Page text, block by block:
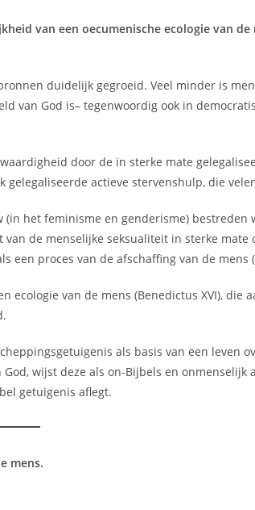
van een oecumenische ecologie van
duidelijk gegroeid. Veel minder is
van God is– tegenwoordig ook in
door de in sterke mate
actieve stervenshulp, die
het feminisme en genderisme)
de menselijke seksualiteit in sterke
proces van de afschaffing van de mens
van de mens (Benedictus XVI), die
als basis van een leven
wijst deze als on-Bijbels en
getuigenis aflegt.
mens.